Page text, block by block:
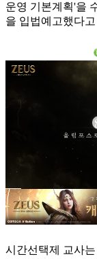
운영 기본계획'을
을 입법예고했다
시간선택제 교사